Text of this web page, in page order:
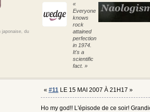
japonaise, du
«
Everyone
knows
rock
attained
perfection
in 1974.
It's a
scientific
fact. »
« #11LE 15 MAI 2007 À 21H17 »
Ho my god!! L'épisode de ce soir!